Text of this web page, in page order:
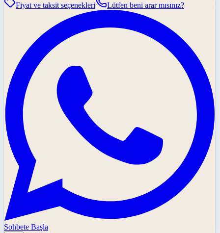
Fiyat ve taksit seçenekleri
Lütfen beni arar mısınız?
Sohbete Başla